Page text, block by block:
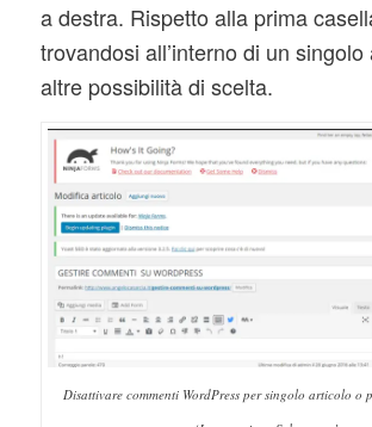
a destra. Rispetto alla prima
trovandosi all’interno di un
altre possibilità di scelta.
Disattivare commenti WordPress per singolo articolo o